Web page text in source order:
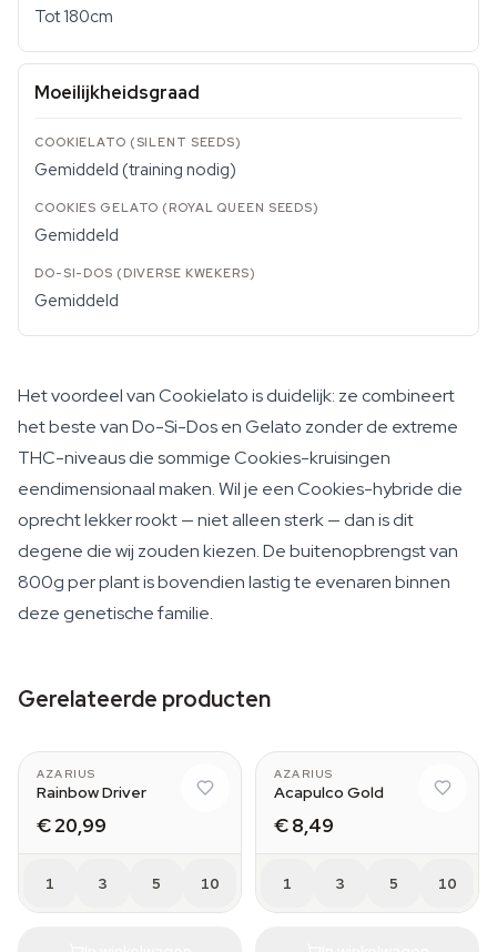
Tot 180cm
Moeilijkheidsgraad
Gemiddeld (training nodig)
Gemiddeld
Gemiddeld
Het voordeel van Cookielato is duidelijk: ze combineert
het beste van Do-Si-Dos en Gelato zonder de extreme
THC-niveaus die sommige Cookies-kruisingen
eendimensionaal maken. Wil je een Cookies-hybride die
oprecht lekker rookt — niet alleen sterk — dan is dit
degene die wij zouden kiezen. De buitenopbrengst van
800g per plant is bovendien lastig te evenaren binnen
deze genetische familie.
Gerelateerde producten
AZARIUS
Rainbow Driver
€ 20,99
1 3 5 10
AZARIUS
Acapulco Gold
€ 8,49
1 3 5 10